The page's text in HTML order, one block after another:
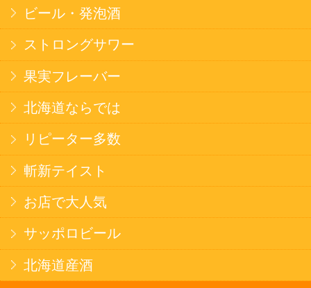
ラーメン
そばうどん
焼そば
北海道ならでは
THE定番
バタークッキー
キャンディ
スナック
米菓
雑貨